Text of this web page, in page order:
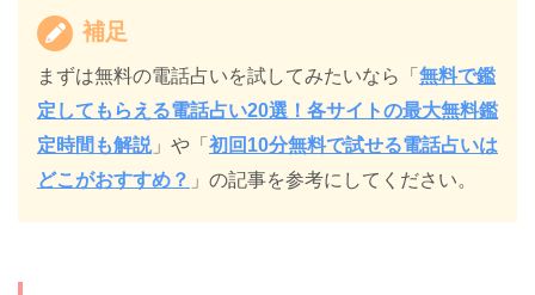
補足
まずは無料の電話占いを試してみたいなら「 無料で鑑
定してもらえる電話占い20選！各サイトの最大無料鑑
定時間も解説 」や「 初回10分無料で試せる電話占いは
どこがおすすめ？ 」の記事を参考にしてください。